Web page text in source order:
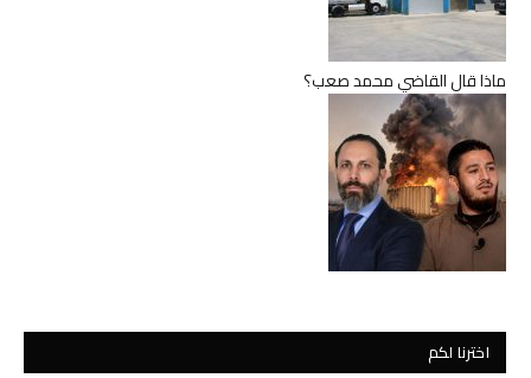
ماذا قال القاضي محمد صعب؟
اخترنا لكم